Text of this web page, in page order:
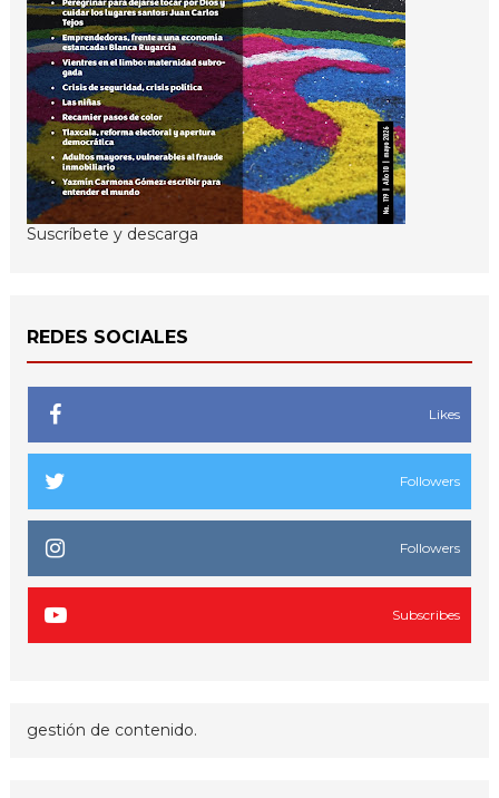
Suscríbete y descarga
REDES SOCIALES
Likes
Followers
Followers
Subscribes
gestión de contenido.